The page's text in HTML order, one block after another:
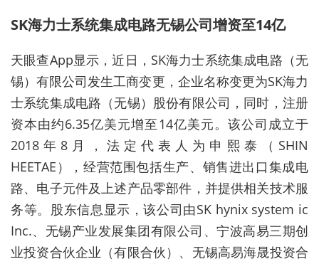
SK海力士系统集成电路无锡公司增资至14亿
天眼查App显示，近日，SK海力士系统集成电路（无
锡）有限公司发生工商变更，企业名称变更为SK海力
士系统集成电路（无锡）股份有限公司，同时，注册
资本由约6.35亿美元增至14亿美元。该公司成立于
2018年8月，法定代表人为申熙泰（SHIN
HEETAE），经营范围包括生产、销售进出口集成电
路、电子元件及上述产品零部件，并提供相关技术服
务等。股东信息显示，该公司由SK hynix system ic
Inc.、无锡产业发展集团有限公司、宁波高易三期创
业投资合伙企业（有限合伙）、无锡高易海晟投资合